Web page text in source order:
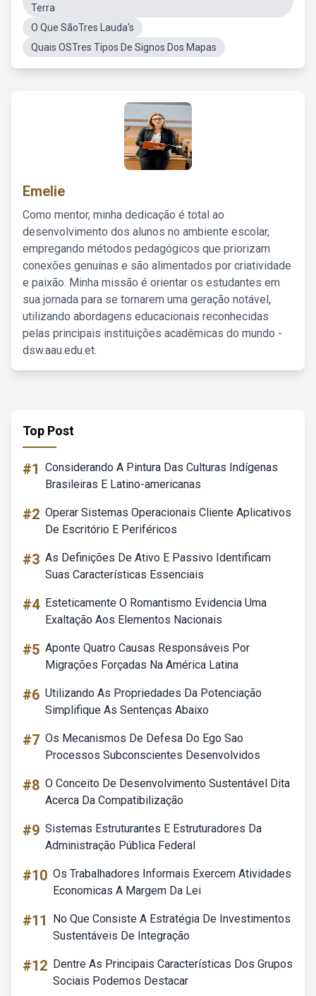
Terra
O Que SãoTres Lauda's
Quais OSTres Tipos De Signos Dos Mapas
Emelie
Como mentor, minha dedicação é total ao
desenvolvimento dos alunos no ambiente escolar,
empregando métodos pedagógicos que priorizam
conexões genuínas e são alimentados por criatividade
e paixão. Minha missão é orientar os estudantes em
sua jornada para se tornarem uma geração notável,
utilizando abordagens educacionais reconhecidas
pelas principais instituições acadêmicas do mundo -
dsw.aau.edu.et.
Top Post
#1 Considerando A Pintura Das Culturas Indígenas
Brasileiras E Latino-americanas
#2 Operar Sistemas Operacionais Cliente Aplicativos
De Escritório E Periféricos
#3 As Definições De Ativo E Passivo Identificam
Suas Características Essenciais
#4 Esteticamente O Romantismo Evidencia Uma
Exaltação Aos Elementos Nacionais
#5 Aponte Quatro Causas Responsáveis Por
Migrações Forçadas Na América Latina
#6 Utilizando As Propriedades Da Potenciação
Simplifique As Sentenças Abaixo
#7 Os Mecanismos De Defesa Do Ego Sao
Processos Subconscientes Desenvolvidos
#8 O Conceito De Desenvolvimento Sustentável Dita
Acerca Da Compatibilização
#9 Sistemas Estruturantes E Estruturadores Da
Administração Pública Federal
#10 Os Trabalhadores Informais Exercem Atividades
Economicas A Margem Da Lei
#11
No Que Consiste A Estratégia De Investimentos
Sustentáveis De Integração
#12 Dentre As Principais Características Dos Grupos
Sociais Podemos Destacar